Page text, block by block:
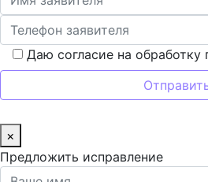
Даю согласие на обработку
×
Предложить исправление